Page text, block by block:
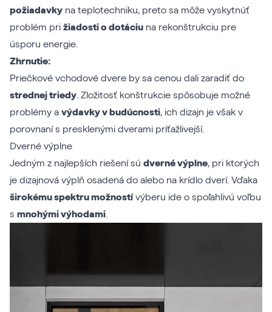
požiadavky na teplotechniku, preto sa môže vyskytnúť
problém pri žiadosti o dotáciu na rekonštrukciu pre
úsporu energie.
Zhrnutie:
Priečkové vchodové dvere by sa cenou dali zaradiť do
strednej triedy . Zložitosť konštrukcie spôsobuje možné
problémy a výdavky v budúcnosti, ich dizajn je však v
porovnaní s presklenými dverami príťažlivejší.
Dverné výplne
Jedným z najlepších riešení sú dverné výplne, pri ktorých
je dizajnová výplň osadená do alebo na krídlo dverí. Vďaka
širokému spektru možnostívýberu ide o spoľahlivú voľbu
s mnohými výhodami